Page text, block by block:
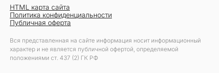
HTML карта сайта
Политика конфиденциальности
Публичная оферта
Вся представленная на сайте информация носит информационный
характер и не является публичной офертой, определяемой
положениями ст. 437 (2) ГК РФ